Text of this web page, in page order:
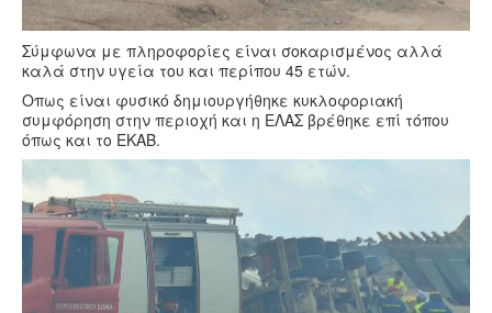
Σύμφωνα με πληροφορίες είναι σοκαρισμένος αλλά
καλά στην υγεία του και περίπου 45 ετών.
Οπως είναι φυσικό δημιουργήθηκε κυκλοφοριακή
συμφόρηση στην περιοχή και η ΕΛΑΣ βρέθηκε επί τόπου
όπως και το ΕΚΑΒ.